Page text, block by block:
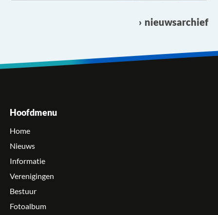
nieuwsarchief
Hoofdmenu
Home
Nieuws
Informatie
Verenigingen
Bestuur
Fotoalbum